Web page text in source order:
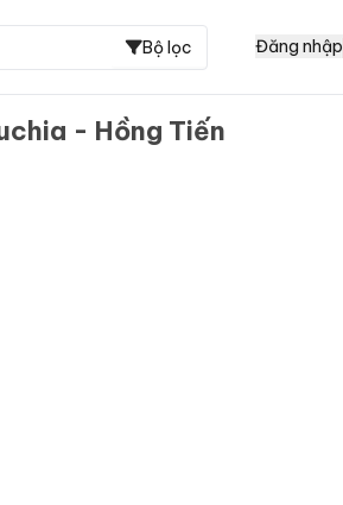
Bộ lọc Đăng nhập
- Hồng Tiến